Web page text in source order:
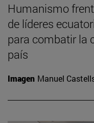
Humanismo
de líderes
para combatir la
país
Imagen Manuel